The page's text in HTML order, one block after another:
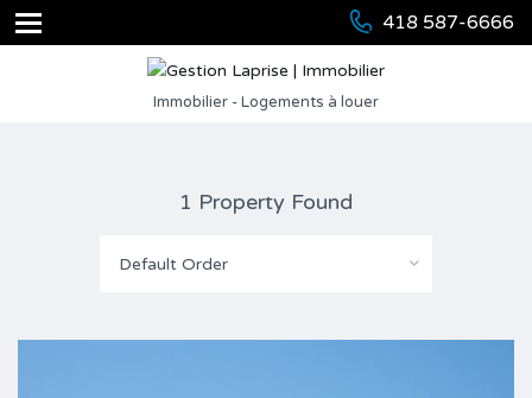
418 587-6666
Immobilier - Logements à louer
1 Property Found
Default Order